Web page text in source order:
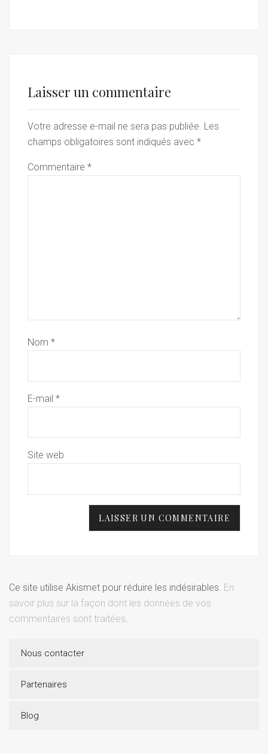
Laisser un commentaire
Votre adresse e-mail ne sera pas publiée. Les
champs obligatoires sont indiqués avec *
Commentaire *
Nom *
E-mail *
Site web
Ce site utilise Akismet pour réduire les indésirables. En
savoir plus sur la façon dont les données de vos
commentaires sont traitées.
Nous contacter
Partenaires
Blog